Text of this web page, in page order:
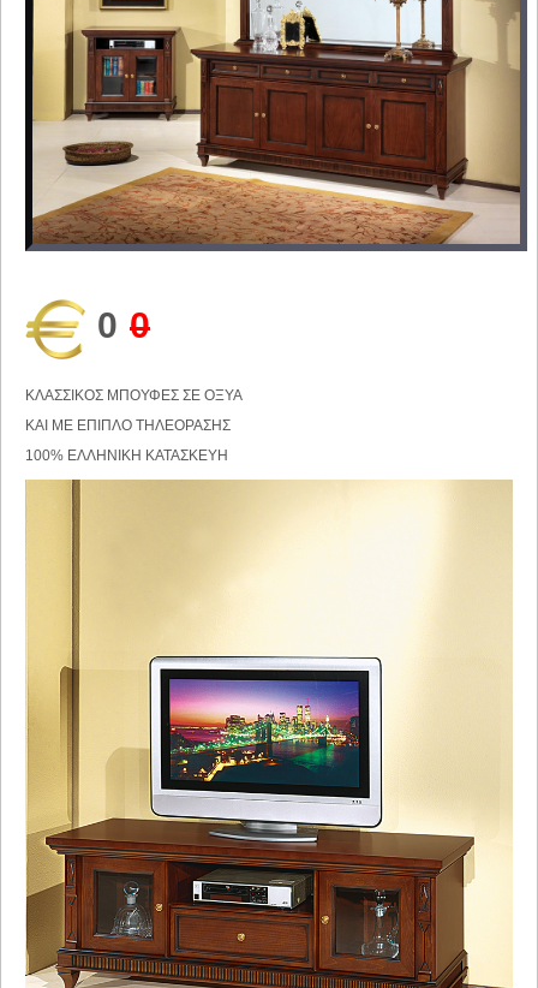
0 0
ΚΛΑΣΣΙΚΟΣ ΜΠΟΥΦΕΣ ΣΕ ΟΞΥΑ
ΚΑΙ ΜΕ ΕΠΙΠΛΟ ΤΗΛΕΟΡΑΣΗΣ
100% ΕΛΛΗΝΙΚΗ ΚΑΤΑΣΚΕΥΗ